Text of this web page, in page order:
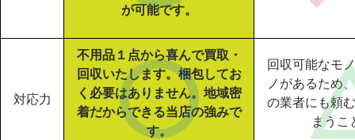
が可能です。
対応力
不用品１点から喜んで買取・
回収いたします。梱包してお
く必要はありません。地域密
着だからできる当店の強みで
す。
回収可能なモ
ノがあるため
の業者にも頼
まうこ